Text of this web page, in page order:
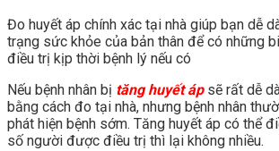
Đo huyết áp chính xác tại nhà giúp bạn dễ
trạng sức khỏe của bản thân để có những
điều trị kịp thời bệnh lý nếu có
Nếu bệnh nhân bị tăng huyết ápsẽ rất dễ
bằng cách đo tại nhà, nhưng bệnh nhân
phát hiện bệnh sớm. Tăng huyết áp có thể
số người được điều trị thì lại không nhiều.